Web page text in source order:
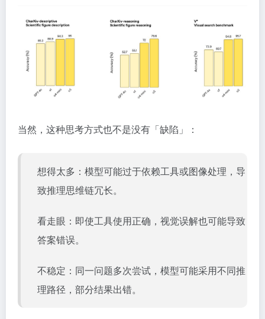
当然，这种思考方式也不是没有「缺陷」：
想得太多：模型可能过于依赖工具或图像处理，导
致推理思维链冗长。
看走眼：即使工具使用正确，视觉误解也可能导致
答案错误。
不稳定：同一问题多次尝试，模型可能采用不同推
理路径，部分结果出错。